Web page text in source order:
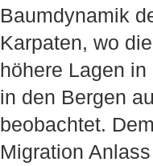
Baumdynamik
Karpaten, wo
höhere Lagen
in den Bergen
beobachtet.
Migration